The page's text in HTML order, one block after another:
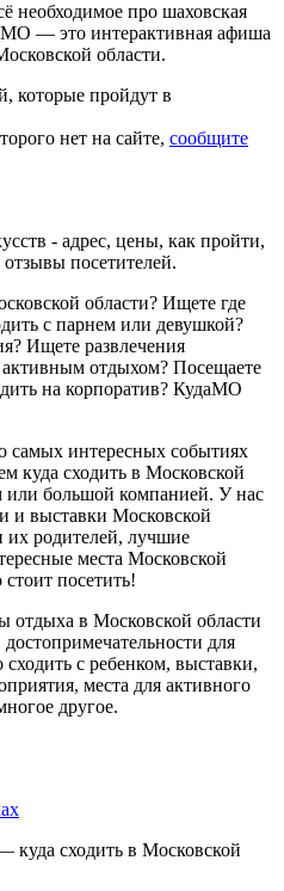
необходимое про шаховская
— это интерактивная афиша
области.
которые пройдут в
нет на сайте, сообщите
- адрес, цены, как пройти,
посетителей.
области? Ищете где
с парнем или девушкой?
Ищете развлечения
отдыхом? Посещаете
на корпоратив? КудаМО
интересных событиях
куда сходить в Московской
или большой компанией. У нас
и выставки Московской
их родителей, лучшие
места Московской
стоит посетить!
в Московской области
для
с ребенком, выставки,
места для активного
другое.
сходить в Московской